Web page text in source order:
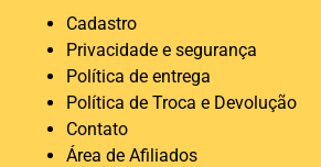
Cadastro
Privacidade e segurança
Política de entrega
Política de Troca e Devolução
Contato
Área de Afiliados